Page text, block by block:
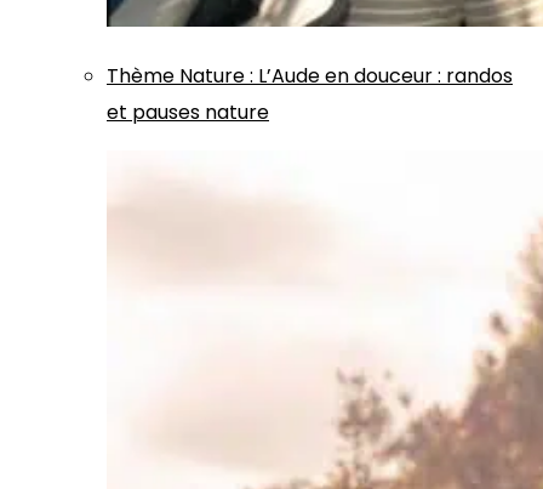
Thème Nature: L’Aude en douceur : randos
et pauses nature